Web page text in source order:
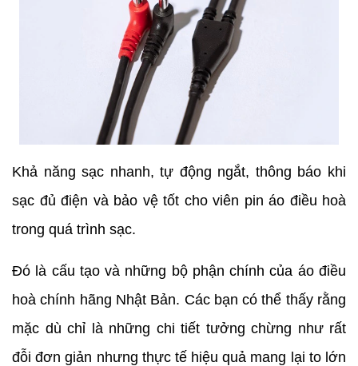
Khả năng sạc nhanh, tự động ngắt, thông báo khi
sạc đủ điện và bảo vệ tốt cho viên pin áo điều hoà
trong quá trình sạc.
Đó là cấu tạo và những bộ phận chính của áo điều
hoà chính hãng Nhật Bản. Các bạn có thể thấy rằng
mặc dù chỉ là những chi tiết tưởng chừng như rất
đỗi đơn giản nhưng thực tế hiệu quả mang lại to lớn